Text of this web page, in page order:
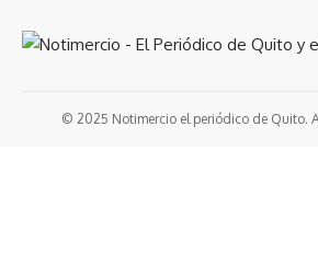
© 2025 Notimercio el periódico de Quito.